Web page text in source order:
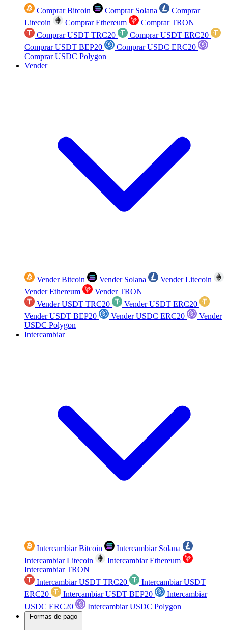
Comprar Bitcoin Comprar Solana
Comprar
Litecoin
Comprar Ethereum
Comprar TRON
Comprar USDT TRC20
Comprar USDT ERC20
Comprar USDT BEP20
Comprar USDC ERC20
Comprar USDC Polygon
Vender
Vender Bitcoin Vender Solana
Vender Litecoin
Vender Ethereum
Vender TRON
Vender USDT TRC20
Vender USDT ERC20
Vender USDT BEP20
Vender USDC ERC20
Vender
USDC Polygon
Intercambiar
Intercambiar Bitcoin
Intercambiar Solana
Intercambiar Litecoin
Intercambiar Ethereum
Intercambiar TRON
Intercambiar USDT TRC20
Intercambiar USDT
ERC20
Intercambiar USDT BEP20
Intercambiar
USDC ERC20
Intercambiar USDC Polygon
Formas de pago